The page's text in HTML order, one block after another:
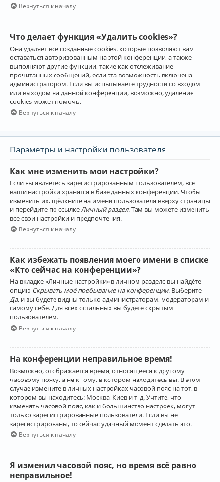
Вернуться к началу
Что делает функция «Удалить cookies»?
Она удаляет все созданные cookies, которые позволяют вам
оставаться авторизованным на этой конференции, а также
выполняют другие функции, такие как отслеживание
прочитанных сообщений, если эта возможность включена
администратором. Если вы испытываете трудности со входом
или выходом на данной конференции, возможно, удаление
cookies может помочь.
Вернуться к началу
Параметры и настройки пользователя
Как мне изменить мои настройки?
Если вы являетесь зарегистрированным пользователем, все
ваши настройки хранятся в базе данных конференции. Чтобы
изменить их, щёлкните на имени пользователя вверху страницы
и перейдите по ссылке Личный раздел. Там вы можете изменить
все свои настройки и предпочтения.
Вернуться к началу
Как избежать появления моего имени в списке
«Кто сейчас на конференции»?
На вкладке «Личные настройки» в личном разделе вы найдёте
опцию Скрывать моё пребывание на конференции. Выберите
Да, и вы будете видны только администраторам, модераторам и
самому себе. Для всех остальных вы будете скрытым
пользователем.
Вернуться к началу
На конференции неправильное время!
Возможно, отображается время, относящееся к другому
часовому поясу, а не к тому, в котором находитесь вы. В этом
случае измените в личных настройках часовой пояс на тот, в
котором вы находитесь: Москва, Киев и т. д. Учтите, что
изменять часовой пояс, как и большинство настроек, могут
только зарегистрированные пользователи. Если вы не
зарегистрированы, то сейчас удачный момент сделать это.
Вернуться к началу
Я изменил часовой пояс, но время всё равно
неправильное!